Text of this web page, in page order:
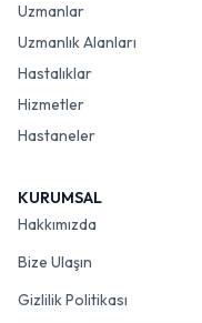
Uzmanlar
Uzmanlık Alanları
Hastalıklar
Hizmetler
Hastaneler
KURUMSAL
Hakkımızda
Bize Ulaşın
Gizlilik Politikası